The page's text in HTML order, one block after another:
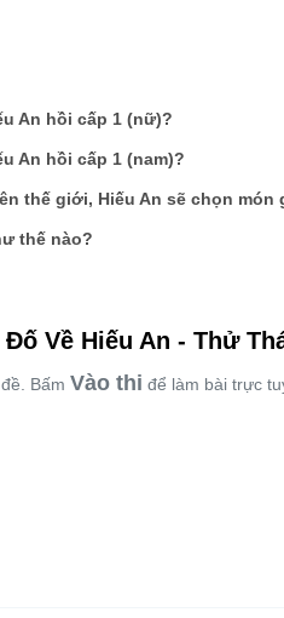
An hồi cấp 1 (nữ)?
An hồi cấp 1 (nam)?
thế giới, Hiếu An sẽ chọn món
thế nào?
Về Hiếu An - Thử
Bấm Vào thi để làm bài trực